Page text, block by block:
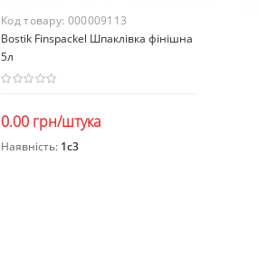
Код товару: 000009113
Bostik Finspackel Шпаклівка фінішна
5л
0.00 грн/штука
Наявність: 1c3